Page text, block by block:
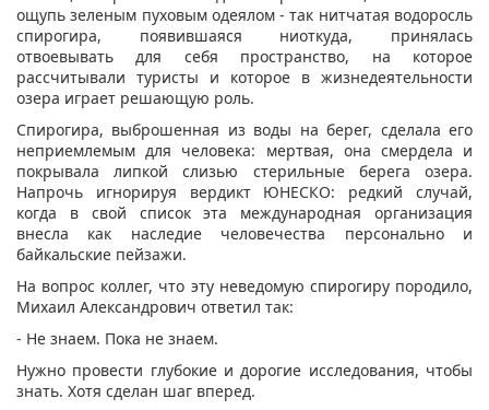
ощупь зеленым пуховым одеялом - так нитчатая водоросль
спирогира, появившаяся ниоткуда, принялась
отвоевывать для себя пространство, на которое
рассчитывали туристы и которое в жизнедеятельности
озера играет решающую роль.
Спирогира, выброшенная из воды на берег, сделала его
неприемлемым для человека: мертвая, она смердела и
покрывала липкой слизью стерильные берега озера.
Напрочь игнорируя вердикт ЮНЕСКО: редкий случай,
когда в свой список эта международная организация
внесла как наследие человечества персонально и
байкальские пейзажи.
На вопрос коллег, что эту неведомую спирогиру породило,
Михаил Александрович ответил так:
- Не знаем. Пока не знаем.
Нужно провести глубокие и дорогие исследования, чтобы
знать. Хотя сделан шаг вперед.